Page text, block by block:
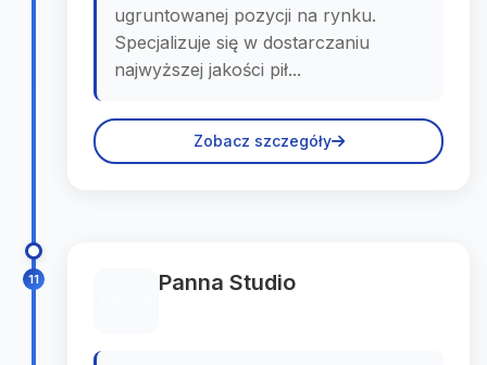
ugruntowanej pozycji na rynku.
Specjalizuje się w dostarczaniu
najwyższej jakości pił...
Zobacz szczegóły
11 Panna Studio